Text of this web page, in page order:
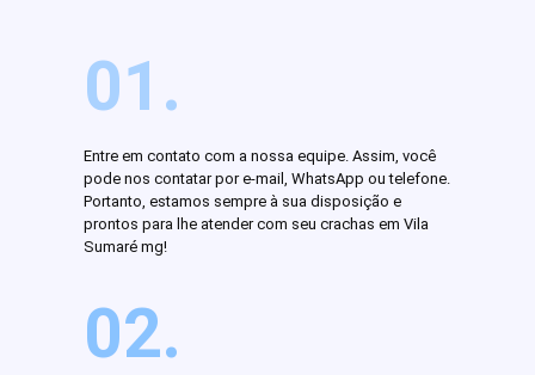
01.
Entre em contato com a nossa equipe. Assim, você
pode nos contatar por e-mail, WhatsApp ou telefone.
Portanto, estamos sempre à sua disposição e
prontos para lhe atender com seu crachas em Vila
Sumaré mg!
02.